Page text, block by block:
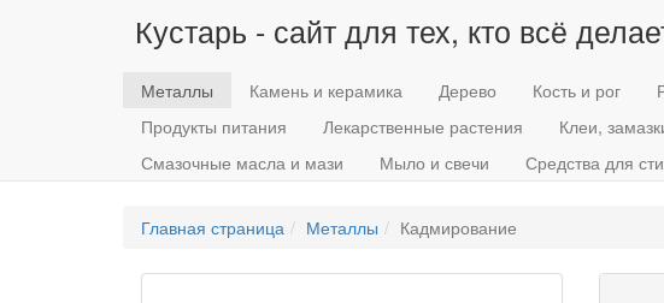
Кустарь - сайт для тех, кто всё
Металлы Камень и керамика Дерево Кость и рог
Продукты питания
Лекарственные растения Клеи,
Смазочные масла и мази
Мыло и свечи Средства для
Главная страница Металлы Кадмирование